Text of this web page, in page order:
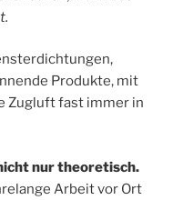
Produkte, mit
Zugluft fast immer in
nur theoretisch.
Arbeit vor Ort